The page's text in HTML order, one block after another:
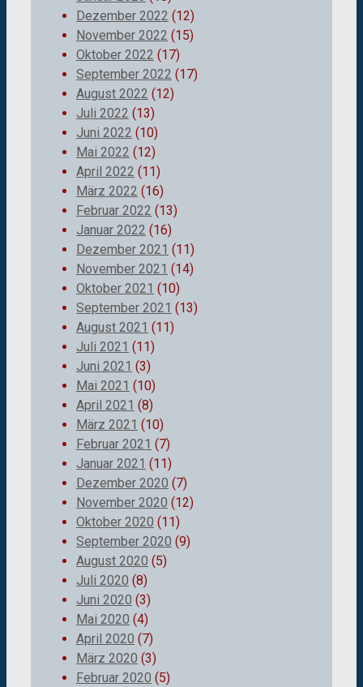
Dezember 2022 (12)
November 2022 (15)
Oktober 2022 (17)
September 2022 (17)
August 2022 (12)
Juli 2022 (13)
Juni 2022 (10)
Mai 2022 (12)
April 2022 (11)
März 2022 (16)
Februar 2022 (13)
Januar 2022 (16)
Dezember 2021 (11)
November 2021 (14)
Oktober 2021 (10)
September 2021 (13)
August 2021 (11)
Juli 2021 (11)
Juni 2021 (3)
Mai 2021 (10)
April 2021 (8)
März 2021 (10)
Februar 2021 (7)
Januar 2021 (11)
Dezember 2020 (7)
November 2020 (12)
Oktober 2020 (11)
September 2020 (9)
August 2020 (5)
Juli 2020 (8)
Juni 2020 (3)
Mai 2020 (4)
April 2020 (7)
März 2020 (3)
Februar 2020 (5)